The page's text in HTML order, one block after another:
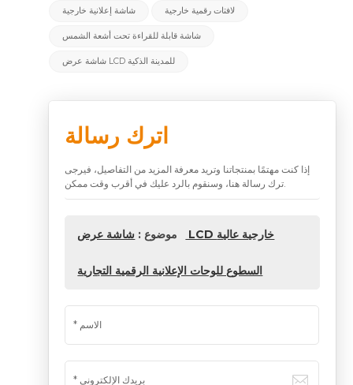
شاشة إعلانية خارجية لافتات رقمية خارجية
شاشة قابلة للقراءة تحت أشعة الشمس
شاشة عرض LCD للمدينة الذكية
اترك رسالة
إذا كنت مهتمًا بمنتجاتنا وتريد معرفة المزيد من التفاصيل، فيرجى
موضوع : شاشة عرض LCD خارجية عالية
السطوع للوحات الإعلانية الرقمية التجارية